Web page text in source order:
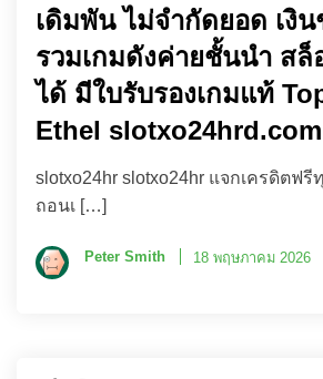
เดิมพัน ไม่จำกัดยอด เงิน
รวมเกมดังค่ายชั้นนำ สล็
ได้ มีใบรับรองเกมแท้
Ethel slotxo24hrd.com
slotxo24hr slotxo24hr แจกเครดิตฟ
ถอนเ […]
Peter Smith 18 พฤษภาคม 2026